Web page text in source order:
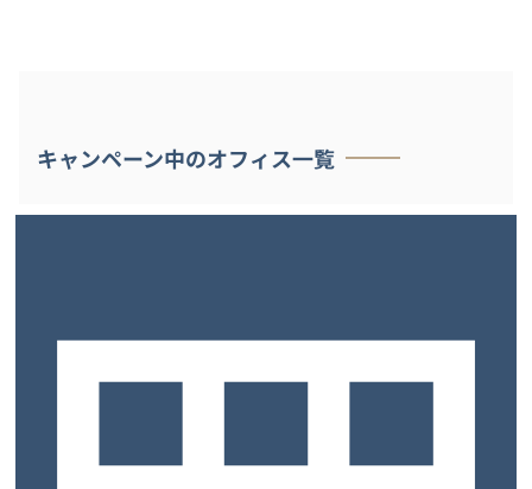
キャンペーン中のオフィス一覧
先行予約キャンペーン